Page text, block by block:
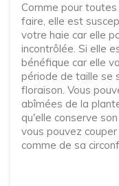
Comme pour
faire, elle est
votre haie car elle
incontrôlée. Si elle
bénéfique car elle
période de taille se
floraison. Vous
abîmées de la
qu'elle conserve
vous pouvez
comme de sa